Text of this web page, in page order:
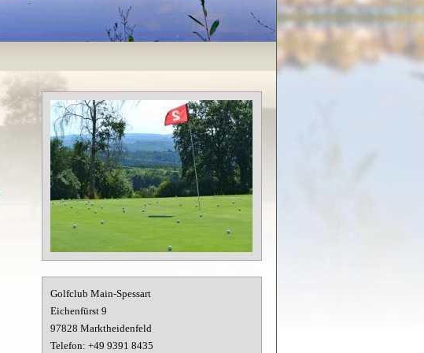
Golfclub Main-Spessart
Eichenfürst 9
97828 Marktheidenfeld
Telefon: +49 9391 8435